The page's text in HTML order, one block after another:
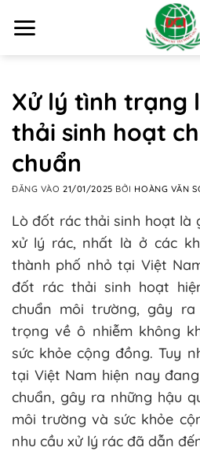
qua
Xử lý tình trạng
thải sinh hoạt
chuẩn
ĐĂNG VÀO21/01/2025 BỞI HOÀNG VĂN
Lò đốt rác thải sinh hoạt là
xử lý rác, nhất là ở các
thành phố nhỏ tại Việt
đốt rác thải sinh hoạt
chuẩn môi trường, gây
trọng về ô nhiễm không
sức khỏe cộng đồng. Tuy
tại Việt Nam hiện nay
chuẩn, gây ra những hậu
môi trường và sức khỏe
nhu cầu xử lý rác đã dẫn